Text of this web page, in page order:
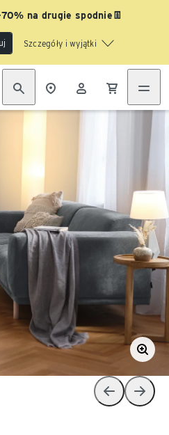
na drugie spodnie👖
Szczegóły i wyjątki